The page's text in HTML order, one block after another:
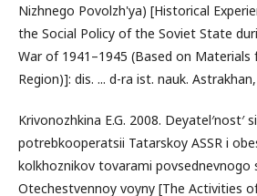
Nizhnego Povolzh'ya) [Historical
the Social Policy of the Soviet State
War of 1941–1945 (Based on
Region)]: dis. ... d-ra ist. nauk.
Krivonozhkina E.G. 2008. Deyatel′nost′
potrebkooperatsii Tatarskoy ASSR i
kolkhoznikov tovarami povsednevnogo
Otechestvennoy voyny [The Activities